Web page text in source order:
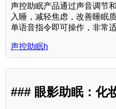
声控助眠产品通过声音调节
入睡，减轻焦虑，改善睡眠
单语音指令即可操作，非常
声控助眠h
### 眼影助眠：化